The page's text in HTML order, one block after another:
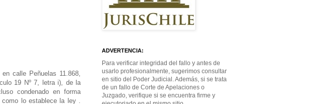
calle Peñuelas 11.868,
19 Nº 7, letra i), de la
condenado en forma
lo establece la ley .
ADVERTENCIA:
Para verificar integridad del fallo y antes de
usarlo profesionalmente, sugerimos consultar
en sitio del Poder Judicial. Además, si se trata
de un fallo de Corte de Apelaciones o
Juzgado, verifique si se encuentra firme y